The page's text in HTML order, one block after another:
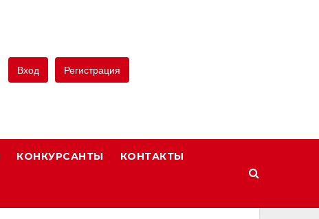
Вход Регистрация
КОНКУРСАНТЫ КОНТАКТЫ